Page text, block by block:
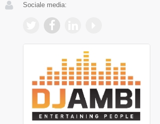
Sociale media: